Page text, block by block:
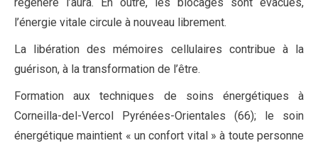
l’énergie vitale circule à nouveau librement.
La libération des mémoires cellulaires contribue à la
guérison, à la transformation de l’être.
Formation aux techniques de soins énergétiques à
Corneilla-del-Vercol Pyrénées-Orientales (66); le soin
énergétique maintient « un confort vital » à toute personne